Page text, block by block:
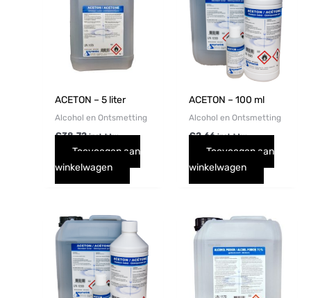
ACETON – 5 liter
Alcohol en Ontsmetting
€38,72 incl. btw
Toevoegen aan
winkelwagen
ACETON – 100 ml
Alcohol en Ontsmetting
€2,66 incl. btw
Toevoegen aan
winkelwagen